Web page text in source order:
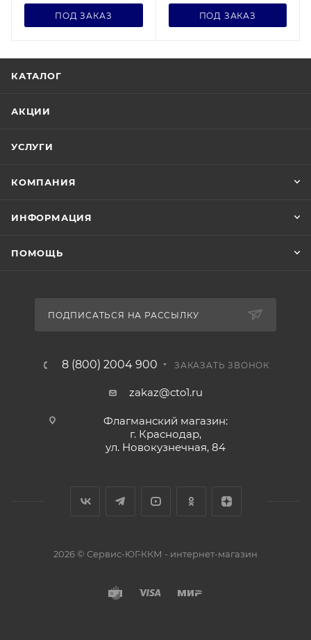
ПОД ЗАКАЗ ПОД ЗАКАЗ
КАТАЛОГ
АКЦИИ
УСЛУГИ
КОМПАНИЯ
ИНФОРМАЦИЯ
ПОМОЩЬ
ПОДПИСАТЬСЯ НА РАССЫЛКУ
8 (800) 2004 900 ЗАКАЗАТЬ ЗВОНОК
zakaz@cto1.ru
Флагманский магазин:
г. Краснодар,
ул. Новокузнечная, 84
2026 © Сервис-ЮГ-ККМ - интернет-магазин